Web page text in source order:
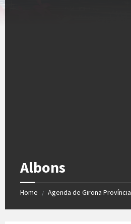
Albons
Home / Agenda de Girona Província